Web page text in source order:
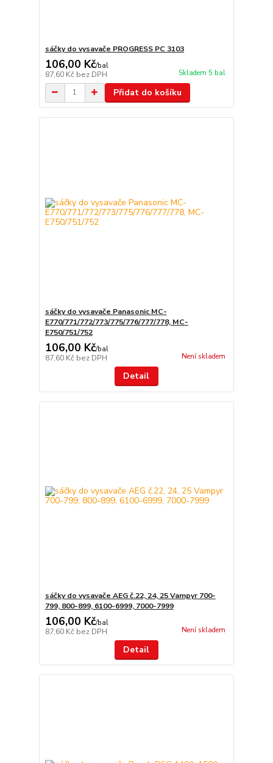
sáčky do vysavače PROGRESS PC 3103
106,00 Kč/bal
87,60 Kč bez DPH Skladem 5 bal
Přidat do košíku
sáčky do vysavače Panasonic MC-
E770/771/772/773/775/776/777/778, MC-
E750/751/752
106,00 Kč/bal
87,60 Kč bez DPH Není skladem
Detail
sáčky do vysavače AEG č.22, 24, 25 Vampyr 700-
799, 800-899, 6100-6999, 7000-7999
106,00 Kč/bal
87,60 Kč bez DPH Není skladem
Detail